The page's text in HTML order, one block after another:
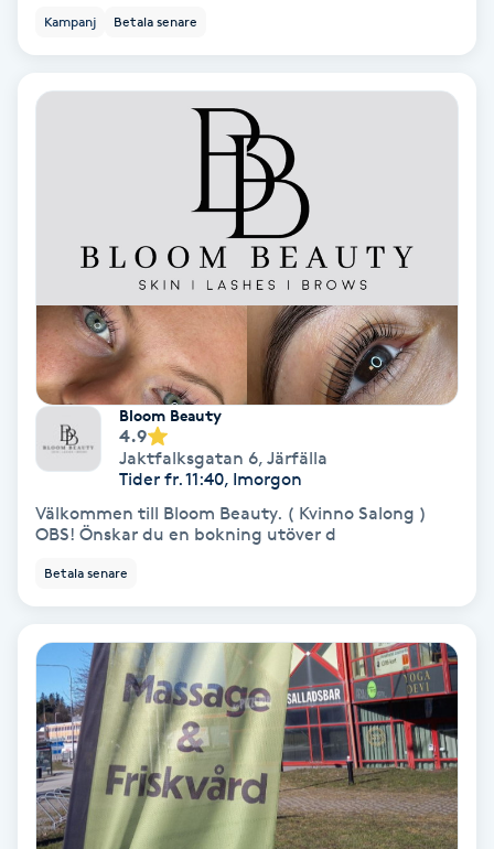
Fotmassage
Fotsvamp
Fransborttagning
Fransfärgning
Fransförlängning
Fransförlängning Megavolym
Fransförlängning Volym
Fransrengöring
Frekvensterapi
Friskvård
Friskvårdsmassage
Kampanj Betala senare
Bloom Beauty
4.9
Jaktfalksgatan 6, Järfälla
Tider fr. 11:40, Imorgon
Välkommen till Bloom Beauty. ( Kvinno Salong )
OBS! Önskar du en bokning utöver d
Betala senare